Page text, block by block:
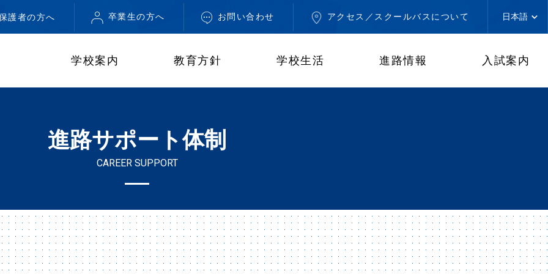
護者の方へ 卒業生の方へ お問い合わせ アクセス／スクールバスについて
学校案内 教育方針 学校生活 進路情報 入試案内
進路サポート体制
CAREER SUPPORT